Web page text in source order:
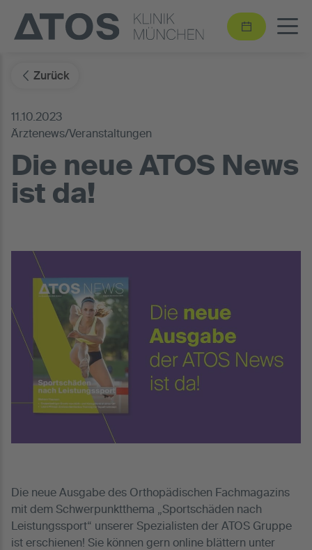
Zurück
11.10.2023
Ärztenews/Veranstaltungen
Die neue ATOS News
ist da!
Die neue Ausgabe des Orthopädischen Fachmagazins
mit dem Schwerpunktthema „Sportschäden nach
Leistungssport“ unserer Spezialisten der ATOS Gruppe
ist erschienen! Sie können gern online blättern unter